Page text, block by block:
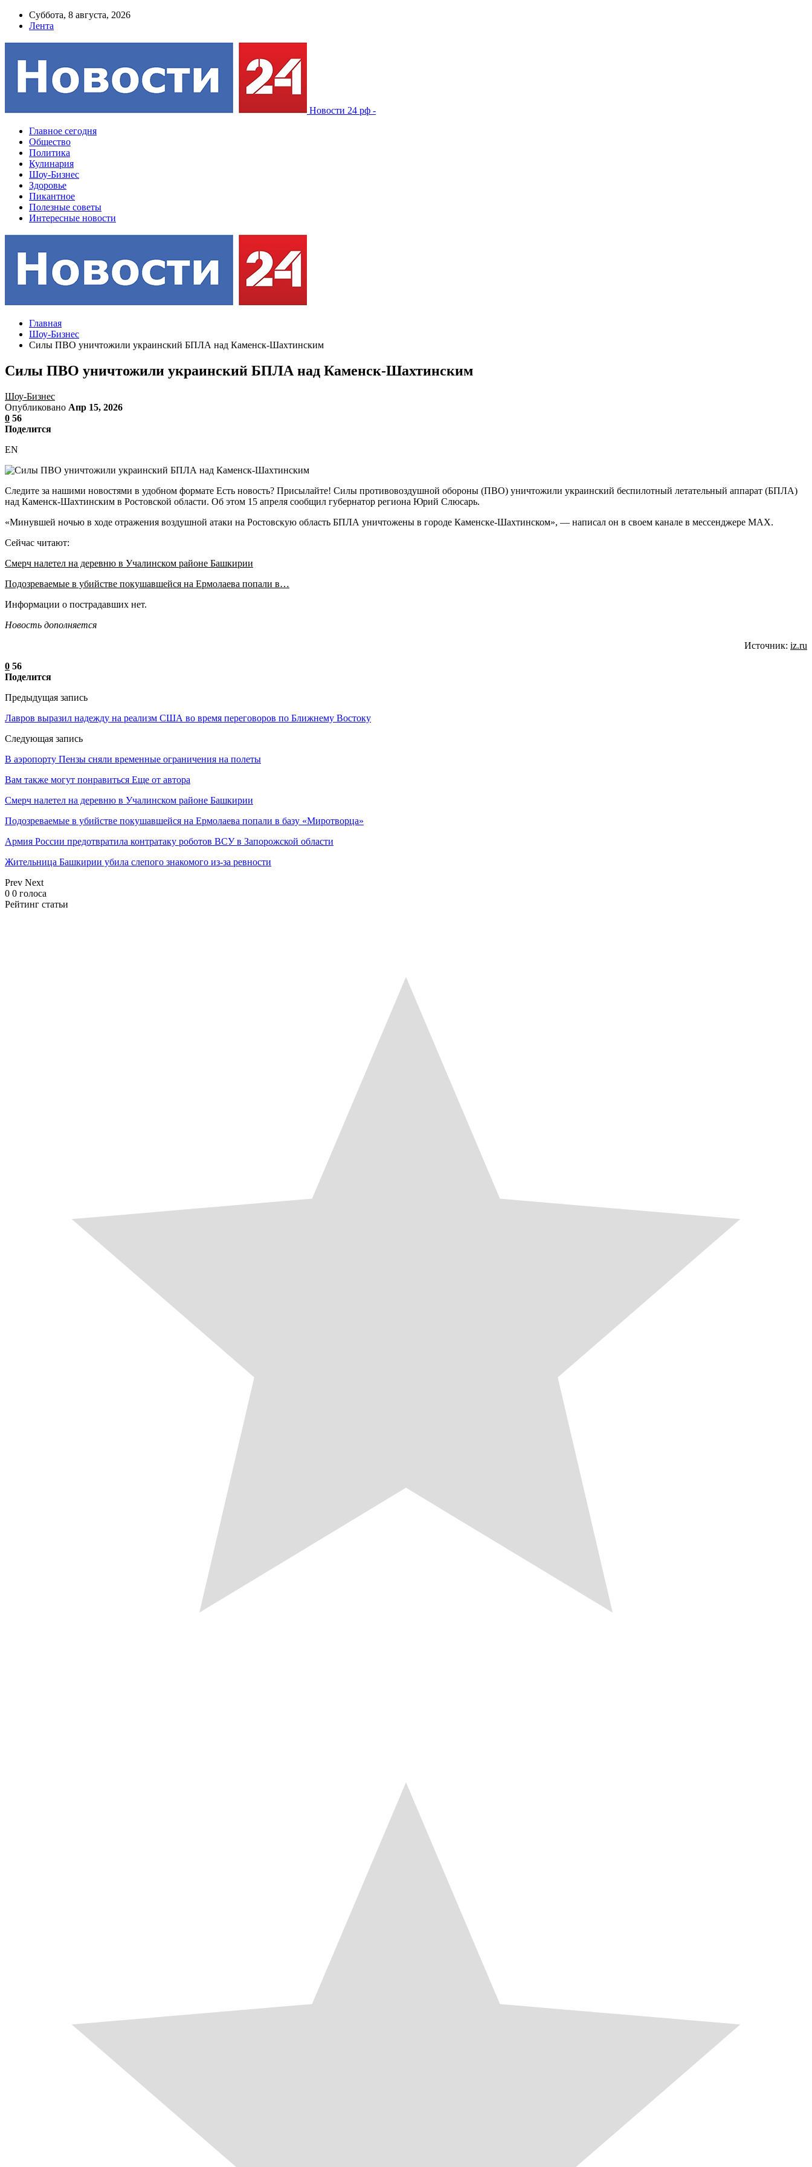
Суббота, 8 августа, 2026
Лента
Новости 24 рф -
Главное сегодня
Общество
Политика
Кулинария
Шоу-Бизнес
Здоровье
Пикантное
Полезные советы
Интересные новости
Главная
Шоу-Бизнес
Силы ПВО уничтожили украинский БПЛА над Каменск-Шахтинским
Силы ПВО уничтожили украинский БПЛА над Каменск-Шахтинским
Шоу-Бизнес
Опубликовано Апр 15, 2026
0 56
Поделится
EN
Следите за нашими новостями в удобном формате Есть новость? Присылайте! Силы противовоздушной обороны (ПВО) уничтожили украинский беспилотный летательный аппарат (БПЛА)
над Каменск-Шахтинским в Ростовской области. Об этом 15 апреля сообщил губернатор региона Юрий Слюсарь.
«Минувшей ночью в ходе отражения воздушной атаки на Ростовскую область БПЛА уничтожены в городе Каменске-Шахтинском», — написал он в своем канале в мессенджере MAX.
Сейчас читают:
Смерч налетел на деревню в Учалинском районе Башкирии
Подозреваемые в убийстве покушавшейся на Ермолаева попали в…
Информации о пострадавших нет.
Новость дополняется
Источник: iz.ru
0 56
Поделится
Предыдущая запись
Лавров выразил надежду на реализм США во время переговоров по Ближнему Востоку
Следующая запись
В аэропорту Пензы сняли временные ограничения на полеты
Вам также могут понравиться Еще от автора
Смерч налетел на деревню в Учалинском районе Башкирии
Подозреваемые в убийстве покушавшейся на Ермолаева попали в базу «Миротворца»
Армия России предотвратила контратаку роботов ВСУ в Запорожской области
Жительница Башкирии убила слепого знакомого из-за ревности
Prev Next
0 0 голоса
Рейтинг статьи